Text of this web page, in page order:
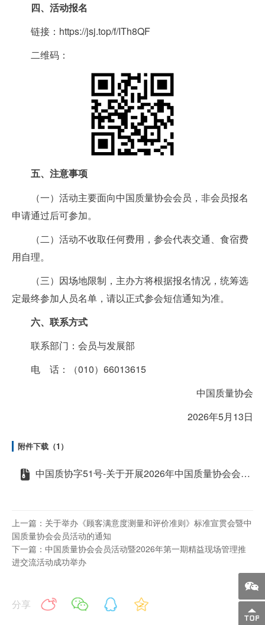
四、活动报名
链接： https://jsj.top/f/ITh8QF
二维码：
五、注意事项
（一）活动主要面向中国质量协会会员，非会员报名
申请通过后可参加。
（二）活动不收取任何费用，参会代表交通、食宿费
用自理。
（三）因场地限制，主办方将根据报名情况，统筹选
定最终参加人员名单，请以正式参会短信通知为准。
六、联系方式
联系部门：会员与发展部
电 话：（010）66013615
中国质量协会
2026年5月13日
附件下载（1）
中国质协字51号-关于开展2026年中国质量协会会员活动暨企业质量文化建设推进交流活动的通知
上一篇：关于举办《顾客满意度测量和评价准则》标准宣贯会暨中
国质量协会会员活动的通知
下一篇：中国质量协会会员活动暨2026年第一期精益现场管理推
进交流活动成功举办
分享